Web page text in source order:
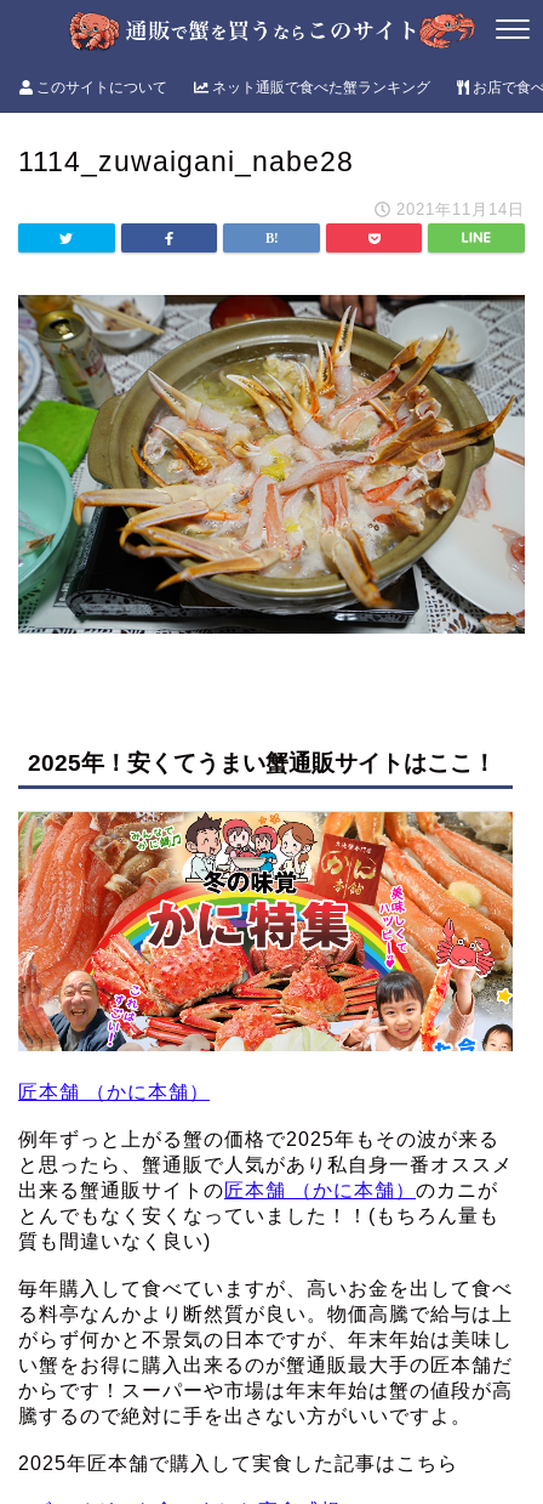
このサイトについて ネット通販で食べた蟹ランキング お店で食
1114_zuwaigani_nabe28
2021年11月14日
2025年！安くてうまい蟹通販サイトはここ！
匠本舗 （かに本舗）
例年ずっと上がる蟹の価格で2025年もその波が来る
と思ったら、蟹通販で人気があり私自身一番オススメ
出来る蟹通販サイトの匠本舗 （かに本舗） のカニが
とんでもなく安くなっていました！！(もちろん量も
質も間違いなく良い)
毎年購入して食べていますが、高いお金を出して食べ
る料亭なんかより断然質が良い。物価高騰で給与は上
がらず何かと不景気の日本ですが、年末年始は美味し
い蟹をお得に購入出来るのが蟹通販最大手の匠本舗だ
からです！スーパーや市場は年末年始は蟹の値段が高
騰するので絶対に手を出さない方がいいですよ。
2025年匠本舗で購入して実食した記事はこちら